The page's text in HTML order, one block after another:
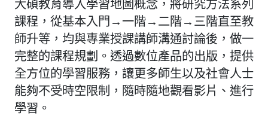
大碩教育導入學習地圖概念，將研究方法系列
課程，從基本入門→一階→二階→三階直至教
師升等，均與專業授課講師溝通討論後，做一
完整的課程規劃。透過數位產品的出版，提供
全方位的學習服務，讓更多師生以及社會人士
能夠不受時空限制，隨時隨地觀看影片、進行
學習。